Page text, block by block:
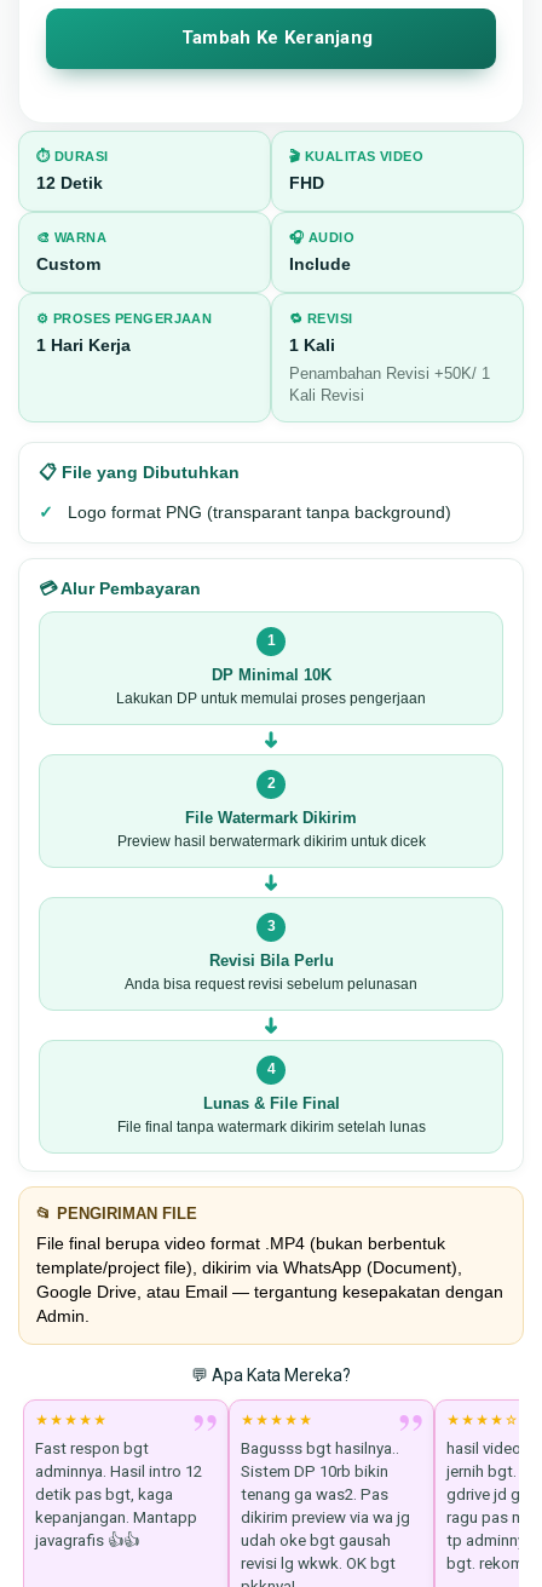
Tambah Ke Keranjang
⏱️ DURASI
12 Detik
🎬 KUALITAS VIDEO
FHD
🎨 WARNA
Custom
🎧 AUDIO
Include
⚙️ PROSES PENGERJAAN
1 Hari Kerja
🔁 REVISI
1 Kali
Penambahan Revisi +50K/ 1
Kali Revisi
📋 File yang Dibutuhkan
Logo format PNG (transparant tanpa background)
💳 Alur Pembayaran
1
DP Minimal 10K
Lakukan DP untuk memulai proses pengerjaan
➜
2
File Watermark Dikirim
Preview hasil berwatermark dikirim untuk dicek
➜
3
Revisi Bila Perlu
Anda bisa request revisi sebelum pelunasan
➜
4
Lunas & File Final
File final tanpa watermark dikirim setelah lunas
📂 PENGIRIMAN FILE
File final berupa video format .MP4 (bukan berbentuk
template/project file), dikirim via WhatsApp (Document),
Google Drive, atau Email — tergantung kesepakatan dengan
Admin.
💬 Apa Kata Mereka?
”
★★★★★
Fast respon bgt
adminnya. Hasil intro 12
detik pas bgt, kaga
kepanjangan. Mantapp
javagrafis 👍👍
”
★★★★★
Bagusss bgt hasilnya..
Sistem DP 10rb bikin
tenang ga was2. Pas
dikirim preview via wa jg
udah oke bgt gausah
revisi lg wkwk. OK bgt
★★★★☆
hasil video
jernih bgt.
gdrive jd
ragu pas
tp adminnya
bgt.